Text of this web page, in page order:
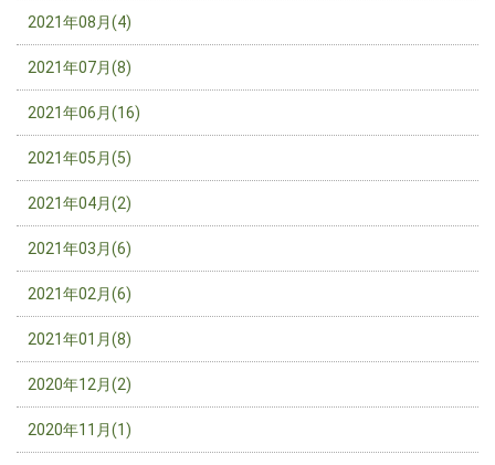
2021年08月(4)
2021年07月(8)
2021年06月(16)
2021年05月(5)
2021年04月(2)
2021年03月(6)
2021年02月(6)
2021年01月(8)
2020年12月(2)
2020年11月(1)